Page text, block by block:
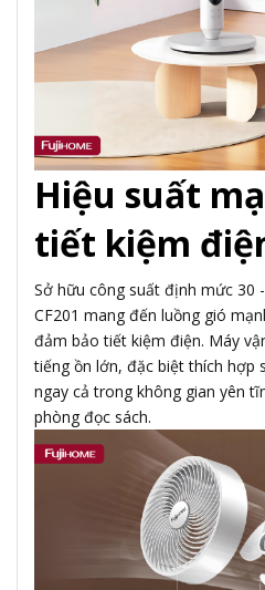
Hiệu suất
tiết kiệm
Sở hữu công suất định mức 30
CF201 mang đến luồng gió
đảm bảo tiết kiệm điện. Máy
tiếng ồn lớn, đặc biệt thích hợp
ngay cả trong không gian yên
phòng đọc sách.